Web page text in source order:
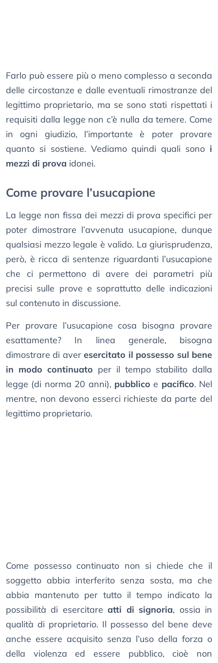
Farlo può essere più o meno complesso a seconda
delle circostanze e dalle eventuali rimostranze del
legittimo proprietario, ma se sono stati rispettati i
requisiti dalla legge non c’è nulla da temere. Come
in ogni giudizio, l’importante è poter provare
quanto si sostiene. Vediamo quindi quali sono i
mezzi di prova idonei.
Come provare l’usucapione
La legge non fissa dei mezzi di prova specifici per
poter dimostrare l’avvenuta usucapione, dunque
qualsiasi mezzo legale è valido. La giurisprudenza,
però, è ricca di sentenze riguardanti l’usucapione
che ci permettono di avere dei parametri più
precisi sulle prove e soprattutto delle indicazioni
sul contenuto in discussione.
Per provare l’usucapione cosa bisogna provare
esattamente? In linea generale, bisogna
dimostrare di averesercitato il possesso sul bene
in modo continuato per il tempo stabilito dalla
legge (di norma 20 anni), pubblico e pacifico. Nel
mentre, non devono esserci richieste da parte del
legittimo proprietario.
Come possesso continuato non si chiede che il
soggetto abbia interferito senza sosta, ma che
abbia mantenuto per tutto il tempo indicato la
possibilità di esercitareatti di signoria, ossia in
qualità di proprietario. Il possesso del bene deve
anche essere acquisito senza l’uso della forza o
della violenza ed essere pubblico, cioè non